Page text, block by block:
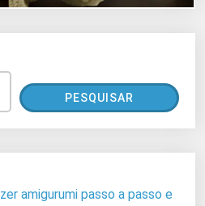
PESQUISAR
amigurumi passo a passo e